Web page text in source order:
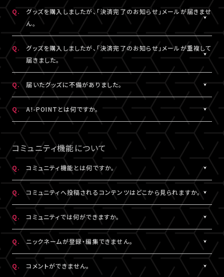
コンビニ決済を選択された場合、「お申込み受付のお知らせ」メー
ル（支払番号メール）は、LIVESHIPにご登録のA!-ID（メールアドレ
ス）宛に【@liveship.tokyo】ドメインから配信しております。
“迷惑メール”として自動振り分け・受信拒否されていないかご確
認ください。
なお、支払番号は支払期限内であれば、「マイページ」内「グッズ購
入情報」にも記載されておりますので、ご確認ください。
Q.
グッズを購入しましたが、「決済完了のお知らせ」メールが届きませ
ん。
A.
「決済完了のお知らせ」メールは、LIVESHIPにご登録のA!-ID（メー
ルアドレス）宛に【@liveship.tokyo】ドメインから配信しておりま
す。 “迷惑メール”として自動振り分け・受信拒否されていないかご
確認ください。
※「決済完了のお知らせ」メールが届いていない場合は、「マイペ
ージ」内「グッズ購入情報」をご確認ください。
Q.
グッズを購入しましたが、「決済完了のお知らせ」メールが重複して
届きました。
「決済完了のお知らせ」メールが2通以上届いた場合、誤ってグッズ
を重複してご購入されている可能性がございます。
詳細を記載のうえ、
こちらよりご連絡ください。
Q. 届いたグッズに不備がありました。
お手数ですが、詳細を記載のうえ、商品到着後14日以内に下記よ
りお問い合わせください。
グッズ配送・お届け済み商品に関して
【A!SMART お問い合わせ窓口】
https://www.asmart.jp/support
Q. A!-POINTとは何ですか。
A.
A!-POINTとは、一部のA!-IDサービスで使える・貯める事ができる
ポイントサービスです。
商品代金(税込)の1％がポイントとなり、商品代金以外の送料/手
数料については、ポイント付与対象外です。
A!-POINTは商品の発送後、約2週間で加算されます。
ポイントの残高、有効期限、付与履歴については
A!-IDサイト
にロ
グイン後、マイページよりご確認いただけます。
なお、LIVESHIPでのポイント利用はできません。A!-POINT・A!-ID
についてはこちら
※ポイントの現金への換金はできません。
※ポイントを他人に譲渡したり、別のA!-IDでの保有ポイントと合
算してご使用いただく事はできません。
コミュニティ機能について
Q. コミュニティ機能とは何ですか。
A.
配信視聴ページに投稿される期間限定コンテンツをお楽しみいた
だける機能です。
コミュニティ機能が提供されている配信に限り、対象の視聴チケッ
トを購入したユーザーのみがご利用・閲覧することができます。
なお、各公演・視聴チケット種別によりコミュニティ機能の有無は
異なります。
また、コミュニティごと（配信ごと）に、コンテンツの内容や投稿頻
Q. コミュニティへ投稿されるコンテンツはどこから見られますか。
A.
対象の視聴チケットを購入したA!-ID（メールアドレス）とパスワー
ドでログインのうえ、配信視聴ページ内「スペシャル」から閲覧する
ことができます。
Q. コミュニティでは何ができますか。
A.
配信視聴ページに投稿される期間限定コンテンツをお楽しみいた
だけるほか、投稿されたコンテンツに対して、コメントやリアクショ
ンをすることができます。
また、他のユーザーのコメントに対してもリアクションをすること
Q. ニックネームが登録・編集できません。
A.
コメントをするには、ニックネームの設定が必要です。
ニックネームは「マイページ」内「投稿設定」にて登録・変更が可能
Q. コメントができません。